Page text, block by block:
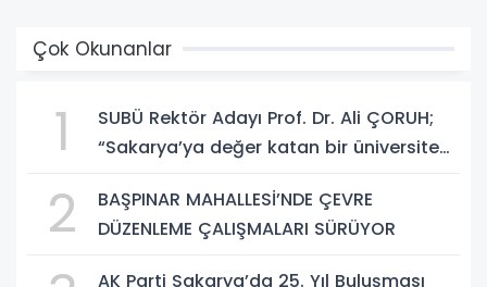
Çok Okunanlar
1
SUBÜ Rektör Adayı Prof. Dr. Ali ÇORUH;
“Sakarya’ya değer katan bir üniversite
2
BAŞPINAR MAHALLESİ’NDE ÇEVRE
DÜZENLEME ÇALIŞMALARI SÜRÜYOR
AK Parti Sakarya’da 25. Yıl Buluşması